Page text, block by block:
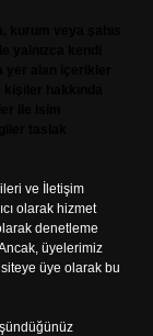
ve İletişim
olarak hizmet
denetleme
üyelerimiz
üye olarak bu